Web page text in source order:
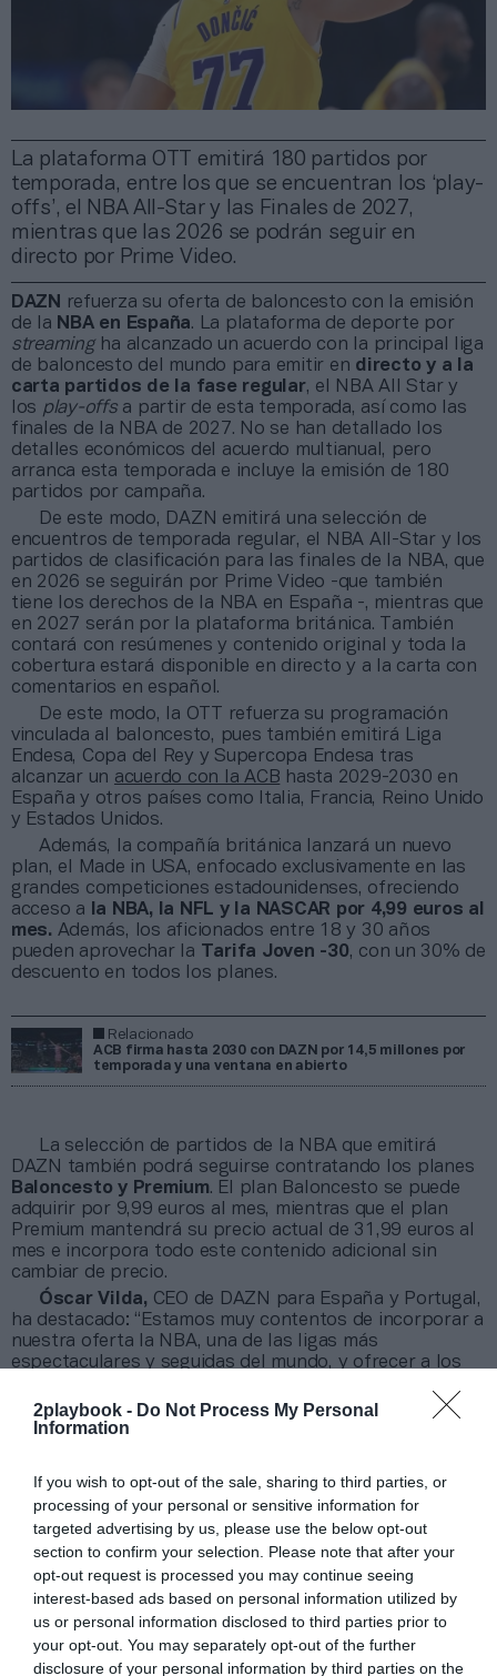
2playbook - Do Not Process My Personal
Information
If you wish to opt-out of the sale, sharing to third parties, or
processing of your personal or sensitive information for
targeted advertising by us, please use the below opt-out
section to confirm your selection. Please note that after your
opt-out request is processed you may continue seeing
interest-based ads based on personal information utilized by
us or personal information disclosed to third parties prior to
your opt-out. You may separately opt-out of the further
disclosure of your personal information by third parties on the
La plataforma OTT emitirá 180 partidos por
temporada, entre los que se encuentran los ‘play-
offs’, el NBA All-Star y las Finales de 2027,
mientras que las 2026 se podrán seguir en
directo por Prime Video.
DAZN
refuerza su oferta de baloncesto con la emisión
de la NBA en España. La plataforma de deporte por
streaming ha alcanzado un acuerdo con la principal liga
de baloncesto del mundo para emitir en directo y a la
carta partidos de la fase regular, el NBA All Star y
los play-offsa partir de esta temporada, así como las
finales de la NBA de 2027. No se han detallado los
detalles económicos del acuerdo multianual, pero
arranca esta temporada e incluye la emisión de 180
partidos por campaña.
De este modo, DAZN emitirá una selección de
encuentros de temporada regular, el NBA All-Star y los
partidos de clasificación para las finales de la NBA, que
en 2026 se seguirán por Prime Video -que también
tiene los derechos de la NBA en España -, mientras que
en 2027 serán por la plataforma británica. También
contará con resúmenes y contenido original y toda la
cobertura estará disponible en directo y a la carta con
comentarios en español.
De este modo, la OTT refuerza su programación
vinculada al baloncesto, pues también emitirá Liga
Endesa, Copa del Rey y Supercopa Endesa tras
alcanzar un acuerdo con la ACB hasta 2029-2030 en
España y otros países como Italia, Francia, Reino Unido
y Estados Unidos.
Además, la compañía británica lanzará un nuevo
plan, el Made in USA, enfocado exclusivamente en las
grandes competiciones estadounidenses, ofreciendo
acceso a
la NBA, la NFL y la NASCAR por 4,99 euros al
mes. Además, los aficionados entre 18 y 30 años
pueden aprovechar la
Tarifa Joven -30, con un 30% de
descuento en todos los planes.
Relacionado
ACB firma hasta 2030 con DAZN por 14,5 millones por
temporada y una ventana en abierto
La selección de partidos de la NBA que emitirá
DAZN también podrá seguirse contratando los planes
Baloncesto y Premium. El plan Baloncesto se puede
adquirir por 9,99 euros al mes, mientras que el plan
Premium mantendrá su precio actual de 31,99 euros al
mes e incorpora todo este contenido adicional sin
cambiar de precio.
Óscar Vilda, CEO de DAZN para España y Portugal,
ha destacado: “Estamos muy contentos de incorporar a
nuestra oferta la NBA, una de las ligas más
espectaculares y seguidas del mundo, y ofrecer a los
enriquecida característica de DAZN. El acuerdo refuerza
además la oferta de contenidos del plan Baloncesto
amantes del básquet en nuestro país”.
Bastien Lacheny,Vice President Global Media
Distribution, NBA Europe y Middle East, ha señalado:
“El baloncesto y la NBA son una parte esencial de la
cultura deportiva en España. A medida que nos
adaptamos a la evolución del panorama mediático,el
alcance nacional y la experiencia digital de DAZN
permitirán acercar la emoción de la liga a nuestra
comunidad de aficionados en España de un modo nuevo